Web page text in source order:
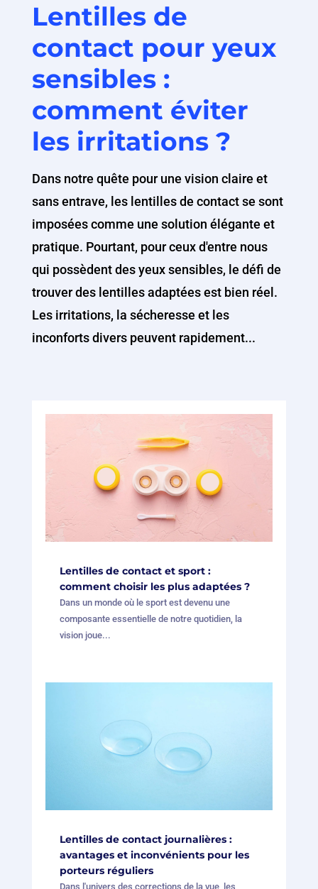
Lentilles de
contact pour yeux
sensibles :
comment éviter
les irritations ?
Dans notre quête pour une vision claire et
sans entrave, les lentilles de contact se sont
imposées comme une solution élégante et
pratique. Pourtant, pour ceux d'entre nous
qui possèdent des yeux sensibles, le défi de
trouver des lentilles adaptées est bien réel.
Les irritations, la sécheresse et les
inconforts divers peuvent rapidement...
Lentilles de contact et sport :
comment choisir les plus adaptées ?
Dans un monde où le sport est devenu une
composante essentielle de notre quotidien, la
vision joue...
Lentilles de contact journalières :
avantages et inconvénients pour les
porteurs réguliers
Dans l'univers des corrections de la vue, les